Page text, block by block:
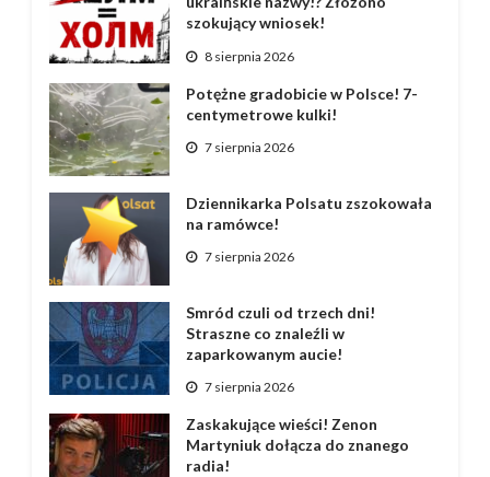
szokujący wniosek!
8 sierpnia 2026
Potężne gradobicie w Polsce! 7-
centymetrowe kulki!
7 sierpnia 2026
Dziennikarka Polsatu zszokowała
na ramówce!
7 sierpnia 2026
Smród czuli od trzech dni!
Straszne co znaleźli w
zaparkowanym aucie!
7 sierpnia 2026
Zaskakujące wieści! Zenon
Martyniuk dołącza do znanego
radia!